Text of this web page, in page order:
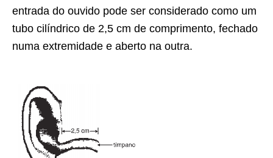
entrada do ouvido pode ser considerado como um
tubo cilíndrico de 2,5 cm de comprimento, fechado
numa extremidade e aberto na outra.